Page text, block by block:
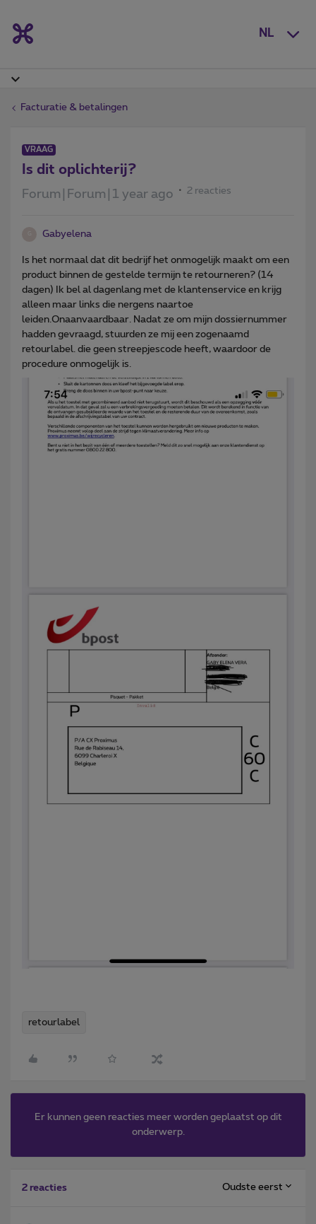
NL
Facturatie & betalingen
VRAAG
Is dit oplichterij?
Forum|Forum|1 year ago 2 reacties
Gabyelena
Is het normaal dat dit bedrijf het onmogelijk maakt om een ​​
product binnen de gestelde termijn te retourneren? (14
dagen) Ik bel al dagenlang met de klantenservice en krijg
alleen maar links die nergens naartoe
leiden.Onaanvaardbaar. Nadat ze om mijn dossiernummer
hadden gevraagd, stuurden ze mij een zogenaamd
retourlabel. die geen streepjescode heeft, waardoor de
procedure onmogelijk is.
retourlabel
Er kunnen geen reacties meer worden geplaatst op dit
onderwerp.
2 reacties Oudste eerst